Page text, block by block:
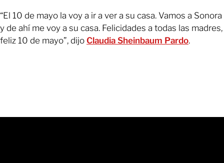
“El 10 de mayo la voy a ir a ver a su casa. Vamos a Sonora
y de ahí me voy a su casa. Felicidades a todas las madres,
feliz 10 de mayo”, dijo Claudia Sheinbaum Pardo.